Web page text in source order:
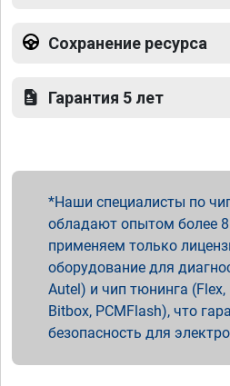
Сохранение ресурса
Гарантия 5 лет
Наши специалисты по
обладают опытом более
применяем только
оборудование для
Autel) и чип тюнинга (Flex,
Bitbox, PCMFlash), что
безопасность для